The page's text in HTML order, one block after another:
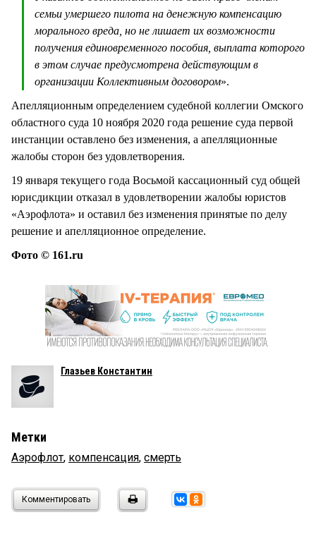
семьи умершего пилота на денежную компенсацию
морального вреда, но не лишает их возможности
получения единовременного пособия, выплата которого
в этом случае предусмотрена действующим в
организации Коллективным договором».
Апелляционным определением судебной коллегии Омского
областного суда 10 ноября 2020 года решение суда первой
инстанции оставлено без изменения, а апелляционные
жалобы сторон без удовлетворения.
19 января текущего года Восьмой кассационный суд общей
юрисдикции отказал в удовлетворении жалобы юристов
«Аэрофлота» и оставил без изменения принятые по делу
решение и апелляционное определение.
Фото © 161.ru
Глазьев Константин
Метки
Аэрофлот, компенсация, смерть
Комментировать